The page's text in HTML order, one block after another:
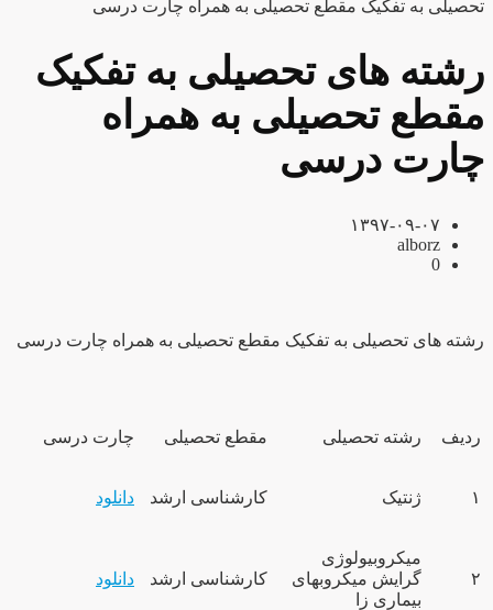
تحصیلی به تفکیک مقطع تحصیلی به همراه چارت درسی
رشته های تحصیلی به تفکیک
مقطع تحصیلی به همراه
چارت درسی
۱۳۹۷-۰۹-۰۷
alborz
0
رشته های تحصیلی به تفکیک مقطع تحصیلی به همراه چارت درسی
ردیف رشته تحصیلی مقطع تحصیلی چارت درسی
۱ ژنتیک کارشناسی ارشد دانلود
۲
میکروبیولوژی
گرایش میکروب­های
بیماری زا
کارشناسی ارشد دانلود